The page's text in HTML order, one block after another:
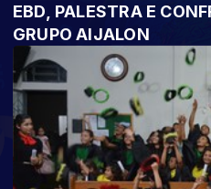
EBD, PALESTRA E
GRUPO AIJALON